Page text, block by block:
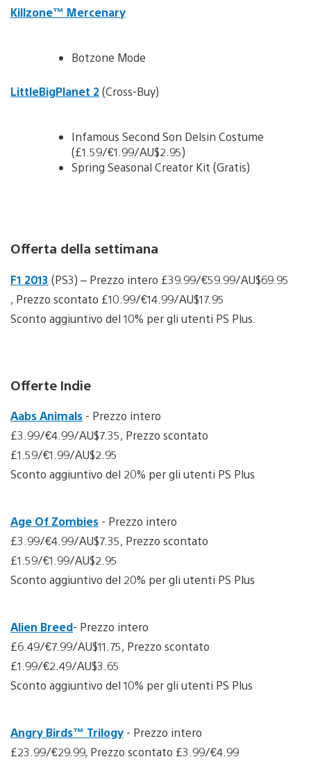
Killzone™ Mercenary
Botzone Mode
LittleBigPlanet 2(Cross-Buy)
Infamous Second Son Delsin Costume
(£1.59/€1.99/AU$2.95)
Spring Seasonal Creator Kit (Gratis)
Offerta della settimana
F1 2013 (PS3) – Prezzo intero £39.99/€59.99/AU$69.95
, Prezzo scontato £10.99/€14.99/AU$17.95
Sconto aggiuntivo del 10% per gli utenti PS Plus.
Offerte Indie
Aabs Animals - Prezzo intero
£3.99/€4.99/AU$7.35, Prezzo scontato
£1.59/€1.99/AU$2.95
Sconto aggiuntivo del 20% per gli utenti PS Plus
Age Of Zombies - Prezzo intero
£3.99/€4.99/AU$7.35, Prezzo scontato
£1.59/€1.99/AU$2.95
Sconto aggiuntivo del 20% per gli utenti PS Plus
Alien Breed- Prezzo intero
£6.49/€7.99/AU$11.75, Prezzo scontato
£1.99/€2.49/AU$3.65
Sconto aggiuntivo del 10% per gli utenti PS Plus
Angry Birds™ Trilogy - Prezzo intero
£23.99/€29.99, Prezzo scontato £3.99/€4.99